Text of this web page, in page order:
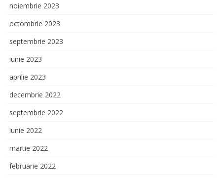
noiembrie 2023
octombrie 2023
septembrie 2023
iunie 2023
aprilie 2023
decembrie 2022
septembrie 2022
iunie 2022
martie 2022
februarie 2022